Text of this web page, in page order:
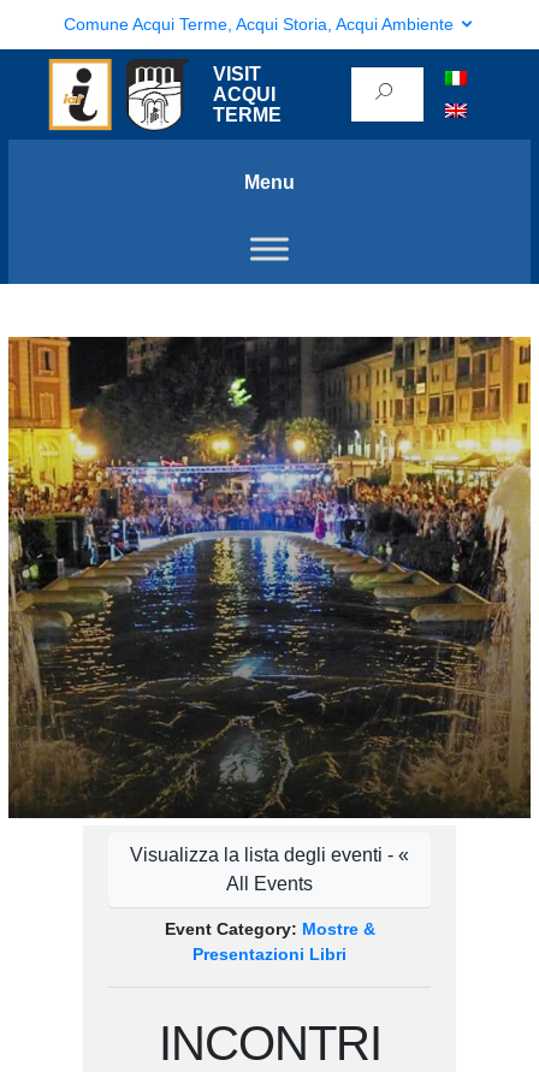
Comune Acqui Terme, Acqui Storia, Acqui Ambiente
VISIT
ACQUI
TERME
Menu
Visualizza la lista degli eventi - «
All Events
Event Category: Mostre &
Presentazioni Libri
INCONTRI